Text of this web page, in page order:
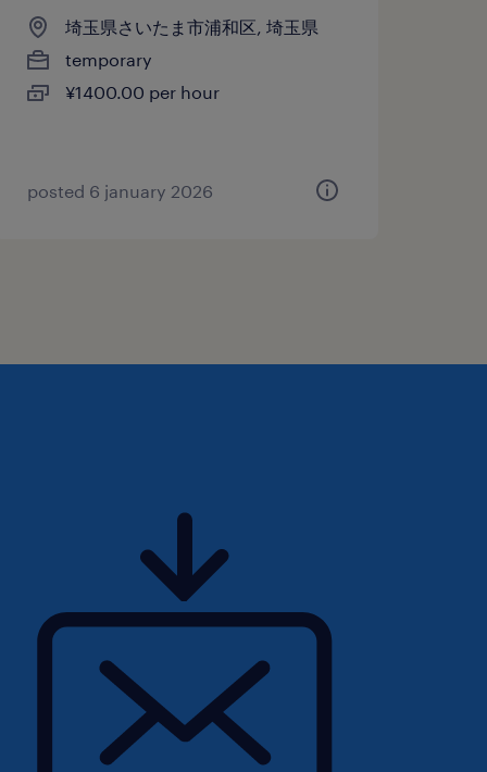
埼玉県さいたま市浦和区, 埼玉県
temporary
¥1400.00 per hour
posted 6 january 2026